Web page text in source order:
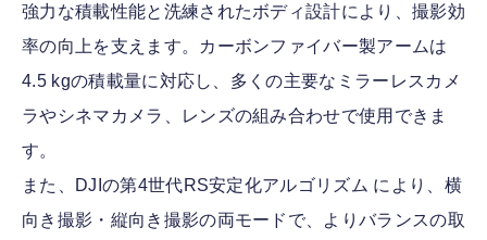
強力な積載性能と洗練されたボディ設計により、撮影効
率の向上を支えます。カーボンファイバー製アームは
4.5 kgの積載量に対応し、多くの主要なミラーレスカメ
ラやシネマカメラ、レンズの組み合わせで使用できま
す。
また、DJIの第4世代RS安定化アルゴリズム により、横
向き撮影・縦向き撮影の両モードで、よりバランスの取